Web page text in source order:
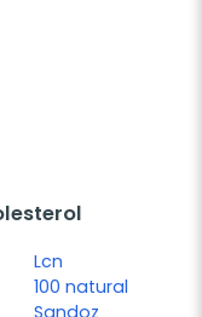
Lcn
100 natural
Sandoz